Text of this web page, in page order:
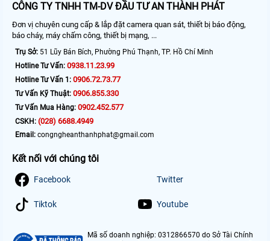
CÔNG TY TNHH TM-DV ĐẦU TƯ AN THÀNH PHÁT
Đơn vị chuyên cung cấp & lắp đặt camera quan sát, thiết bị báo động,
báo cháy, máy chấm công, thiết bị mạng, ...
Trụ Sở: 51 Lũy Bán Bích, Phường Phú Thạnh, TP. Hồ Chí Minh
Hotline Tư Vấn: 0938.11.23.99
Hotline Tư Vấn 1: 0906.72.73.77
Tư Vấn Kỹ Thuật: 0906.855.330
Tư Vấn Mua Hàng: 0902.452.577
CSKH: (028) 6688.4949
Email: congngheanthanhphat@gmail.com
Kết nối với chúng tôi
Facebook Twitter
Tiktok Youtube
Mã số doanh nghiệp: 0312866570 do Sở Tài Chính